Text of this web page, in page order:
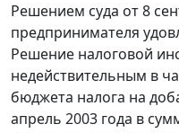
Решением суда от 8
предпринимателя
Решение налоговой
недействительным в
бюджета налога на
апрель 2003 года в